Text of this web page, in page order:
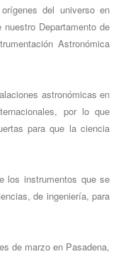
del universo en
Departamento de
Astronómica
astronómicas en
por lo que
para que la ciencia
los instrumentos que se
de ingeniería, para
de marzo en Pasadena,